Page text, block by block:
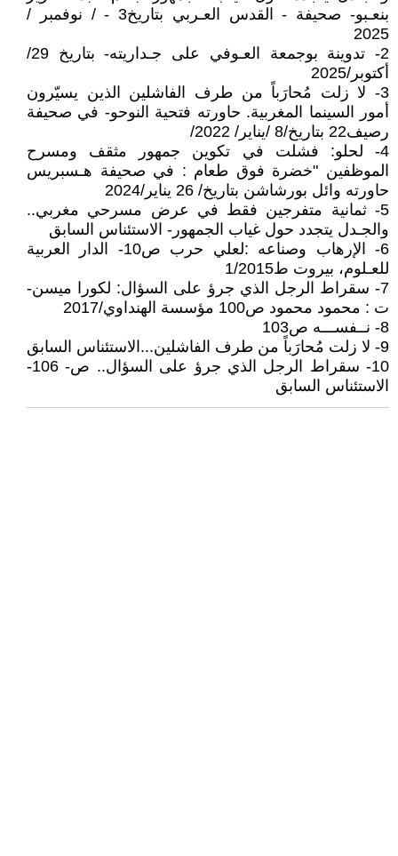
بنعـبو- صحيفة - القدس العـربي بتاريخ3 - / نوفمبر /
2025
2- تدوينة بوجمعة العـوفي على جـداريته- بتاريخ 29/
أكتوبر/2025
3- لا زلت مُحارَباً من طرف الفاشلين الذين يسيّرون
أمور السينما المغربية. حاورته فتحية النوحو- في صحيفة
رصيف22 بتاريخ/8 /يناير/ 2022/
4- لحلو: فشلت في تكوين جمهور مثقف ومسرح
الموظفين "خضرة فوق طعام : في صحيفة هـسبريس
حاورته وائل بورشاشن بتاريخ/ 26 يناير/2024
5- ثمانية متفرجين فقط في عرض مسرحي مغربي..
والجـدل يتجدد حول غياب الجمهور- الاستئناس السابق
6- الإرهاب وصناعه :لعلي حرب ص10- الدار العربية
للعـلوم، بيروت ط1/2015
7- سقراط الرجل الذي جرؤ على السؤال: لكورا ميسن-
ت : محمود محمود ص100 مؤسسة الهنداوي/2017
8- نــفســـه ص103
9- لا زلت مُحارَباً من طرف الفاشلين...الاستئناس السابق
10- سقراط الرجل الذي جرؤ على السؤال.. ص- 106-
الاستئناس السابق